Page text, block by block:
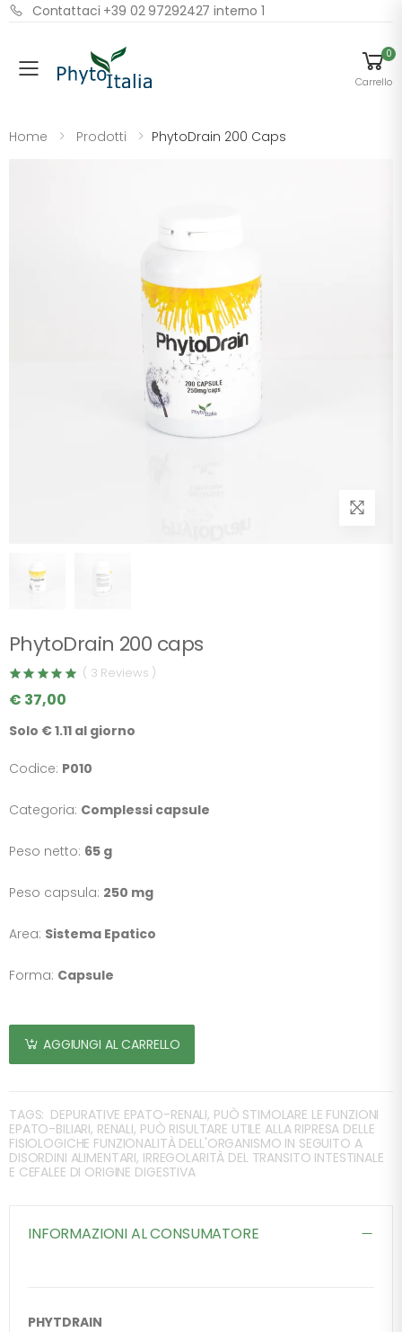
Contattaci +39 02 97292427 interno 1
Menu
0
Carrello
Home Prodotti PhytoDrain 200 Caps
PhytoDrain 200 caps
( 3 Reviews )
€ 37,00
Solo € 1.11 al giorno
Codice: P010
Categoria: Complessi capsule
Peso netto: 65 g
Peso capsula: 250 mg
Area: Sistema Epatico
Forma: Capsule
AGGIUNGI AL CARRELLO
TAGS: DEPURATIVE EPATO-RENALI, PUÒ STIMOLARE LE FUNZIONI
EPATO-BILIARI, RENALI, PUÒ RISULTARE UTILE ALLA RIPRESA DELLE
FISIOLOGICHE FUNZIONALITÀ DELL'ORGANISMO IN SEGUITO A
DISORDINI ALIMENTARI, IRREGOLARITÀ DEL TRANSITO INTESTINALE
E CEFALEE DI ORIGINE DIGESTIVA
INFORMAZIONI AL CONSUMATORE
PHYTDRAIN